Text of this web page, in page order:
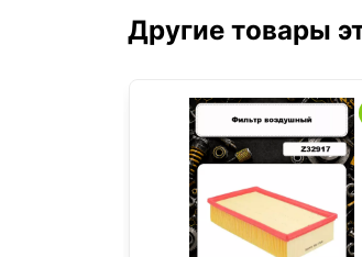
Другие товары